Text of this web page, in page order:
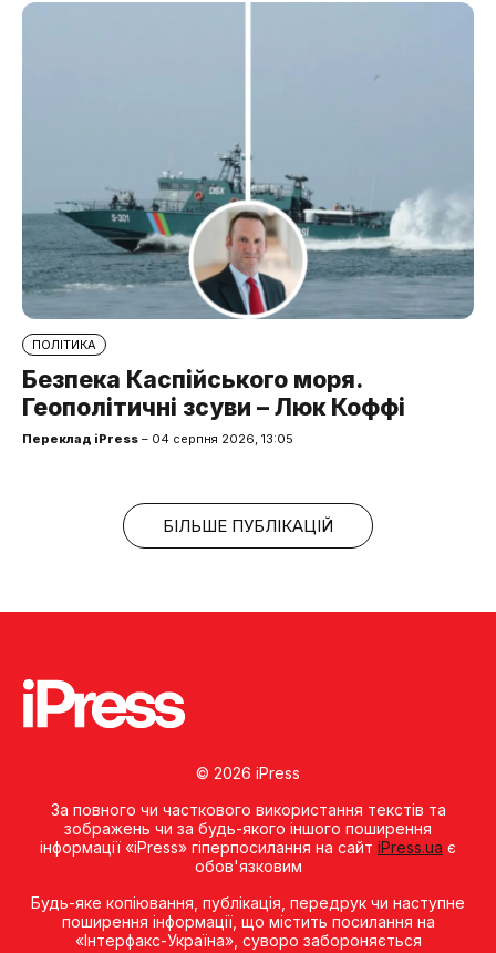
ПОЛІТИКА
Безпека Каспійського моря.
Геополітичні зсуви – Люк Коффі
Переклад iPress – 04 серпня 2026, 13:05
БІЛЬШЕ ПУБЛІКАЦІЙ
© 2026 iPress
За повного чи часткового використання текстів та
зображень чи за будь-якого іншого поширення
інформації «iPress» гіперпосилання на сайт iPress.ua є
обов'язковим
Будь-яке копiювання, публiкацiя, передрук чи наступне
поширення iнформацiї, що мiстить посилання на
«Iнтерфакс-Україна», суворо забороняється